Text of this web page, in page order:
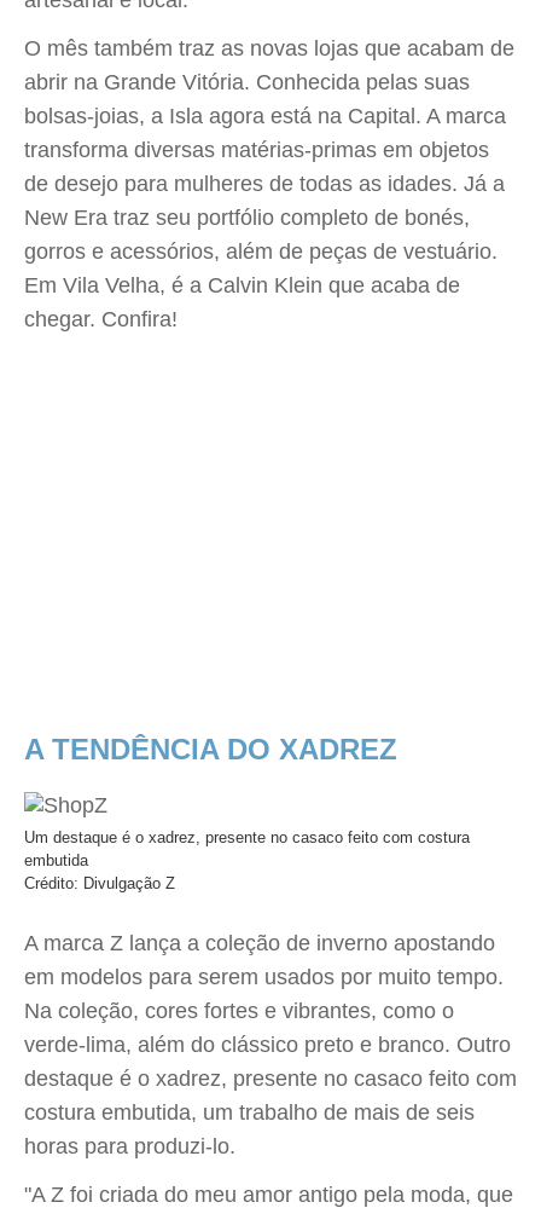
O mês também traz as novas lojas que acabam de
abrir na Grande Vitória. Conhecida pelas suas
bolsas-joias, a Isla agora está na Capital. A marca
transforma diversas matérias-primas em objetos
de desejo para mulheres de todas as idades. Já a
New Era traz seu portfólio completo de bonés,
gorros e acessórios, além de peças de vestuário.
Em Vila Velha, é a Calvin Klein que acaba de
chegar. Confira!
A TENDÊNCIA DO XADREZ
Um destaque é o xadrez, presente no casaco feito com costura
embutida
Crédito: Divulgação Z
A marca Z lança a coleção de inverno apostando
em modelos para serem usados por muito tempo.
Na coleção, cores fortes e vibrantes, como o
verde-lima, além do clássico preto e branco. Outro
destaque é o xadrez, presente no casaco feito com
costura embutida, um trabalho de mais de seis
horas para produzi-lo.
"A Z foi criada do meu amor antigo pela moda, que